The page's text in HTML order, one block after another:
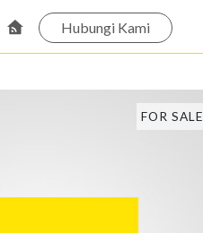
Hubungi Kami
FOR SALE